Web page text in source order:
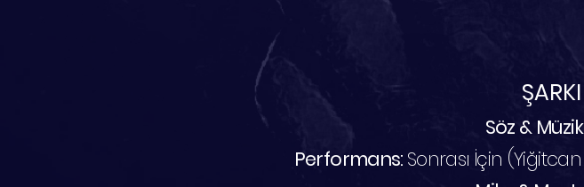
Söz &
Performans: Sonrası İçin